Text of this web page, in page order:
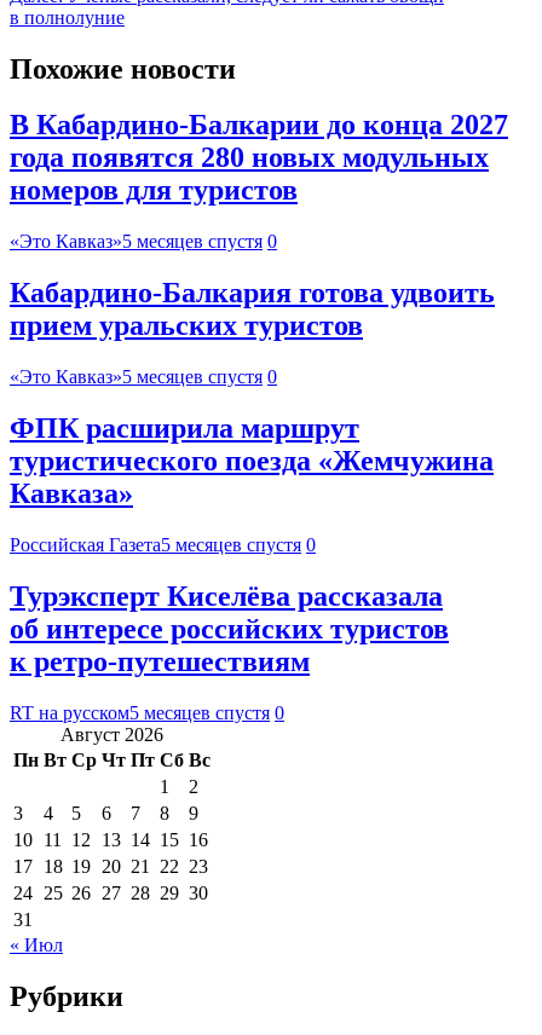
в полнолуние
Похожие новости
В Кабардино-Балкарии до конца 2027
года появятся 280 новых модульных
номеров для туристов
«Это Кавказ»5 месяцев спустя 0
Кабардино-Балкария готова удвоить
прием уральских туристов
«Это Кавказ»5 месяцев спустя 0
ФПК расширила маршрут
туристического поезда «Жемчужина
Кавказа»
Российская Газета5 месяцев спустя 0
Турэксперт Киселёва рассказала
об интересе российских туристов
к ретро-путешествиям
RT на русском5 месяцев спустя 0
Август 2026
Пн Вт Ср Чт Пт Сб Вс
1
2
3
4 5 6 7 8
9
10 11 12 13 14 15 16
17 18 19 20 21 22 23
24 25 26 27 28 29 30
31
« Июл
Рубрики